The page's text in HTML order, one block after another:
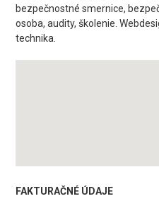
bezpečnostné smernice,
osoba, audity, školenie.
technika.
FAKTURAČNÉ ÚDAJE